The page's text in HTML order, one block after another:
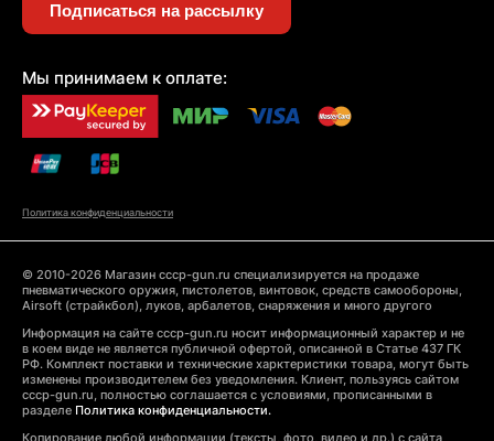
Подписаться на рассылку
Мы принимаем к оплате:
Политика конфиденциальности
© 2010-2026 Магазин cccp-gun.ru специализируется на продаже
пневматического оружия, пистолетов, винтовок, средств самообороны,
Airsoft (страйкбол), луков, арбалетов, снаряжения и много другого
Информация на сайте cccp-gun.ru носит информационный характер и не
в коем виде не является публичной офертой, описанной в Статье 437 ГК
РФ. Комплект поставки и технические харктеристики товара, могут быть
изменены производителем без уведомления. Клиент, пользуясь сайтом
cccp-gun.ru, полностью соглашается с условиями, прописанными в
разделе Политика конфиденциальности.
Копирование любой информации (тексты, фото, видео и др.) с сайта